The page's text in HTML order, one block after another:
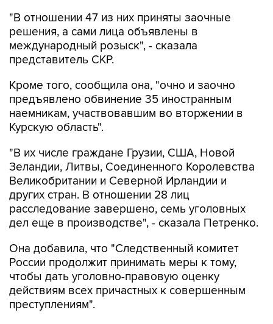
"В отношении 47 из них приняты заочные
решения, а сами лица объявлены в
международный розыск", - сказала
представитель СКР.
Кроме того, сообщила она, "очно и заочно
предъявлено обвинение 35 иностранным
наемникам, участвовавшим во вторжении в
Курскую область".
"В их числе граждане Грузии, США, Новой
Зеландии, Литвы, Соединенного Королевства
Великобритании и Северной Ирландии и
других стран. В отношении 28 лиц
расследование завершено, семь уголовных
дел еще в производстве", - сказала Петренко.
Она добавила, что "Cледственный комитет
России продолжит принимать меры к тому,
чтобы дать уголовно-правовую оценку
действиям всех причастных к совершенным
преступлениям".